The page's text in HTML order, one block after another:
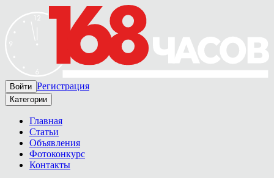
Войти Регистрация
Категории
Главная
Статьи
Объявления
Фотоконкурс
Контакты